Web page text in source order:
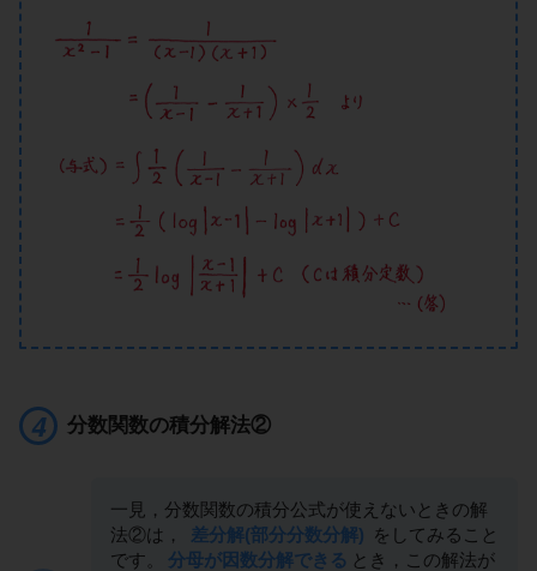
分数関数の積分解法②
一見，分数関数の積分公式が使えないときの解
法②は，
差分解(部分分数分解) をしてみること
です。
分母が因数分解できる とき，この解法が